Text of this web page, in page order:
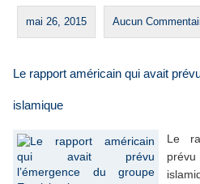
mai 26, 2015 Aucun
Le rapport américain qui avait
islamique
Le
prévu